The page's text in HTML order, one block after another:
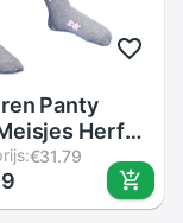
Panty
Herfst
Cartoon
Kinderen
Meisje 1-9
€31.79